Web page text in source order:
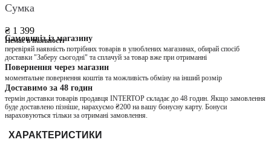
Сумка
₴ 1 399
Немає в наявності
Самовивіз із магазину
перевіряй наявність потрібних товарів в улюблених магазинах, обирай спосіб
доставки "Заберу сьогодні" та сплачуй за товар вже при отриманні
Повернення через магазин
моментальне повернення коштів та можливість обміну на інший розмір
Доставимо за 48 годин
термін доставки товарів продавця INTERTOP складає до 48 годин. Якщо замовлення
буде доставлено пізніше, нарахуємо ₴200 на вашу бонусну карту. Бонуси
нараховуються тільки за отримані замовлення.
ХАРАКТЕРИСТИКИ